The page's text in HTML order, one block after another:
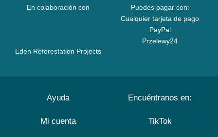
En colaboración con
Eden Reforestation Projects
Puedes pagar con:
Cualquier tarjeta de pago
PayPal
Przelewy24
Ayuda
Mi cuenta
Encuéntranos en:
TikTok